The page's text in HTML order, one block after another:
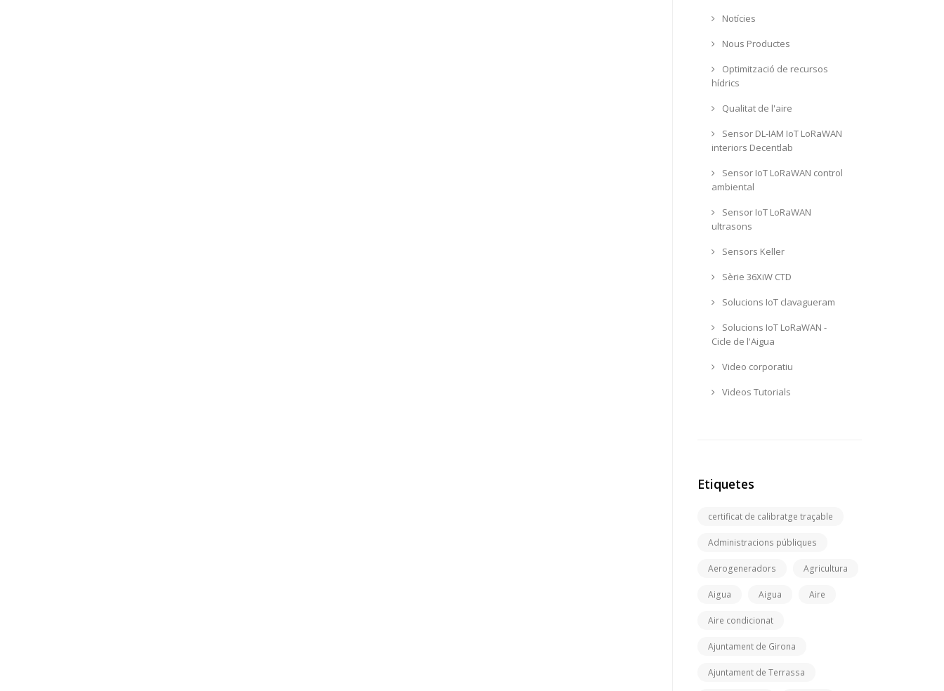
Notícies
Nous Productes
Optimització de recursos
hídrics
Qualitat de l'aire
Sensor DL-IAM IoT LoRaWAN
interiors Decentlab
Sensor IoT LoRaWAN control
ambiental
Sensor IoT LoRaWAN
ultrasons
Sensors Keller
Sèrie 36XiW CTD
Solucions IoT clavagueram
Solucions IoT LoRaWAN -
Cicle de l'Aigua
Video corporatiu
Videos Tutorials
Etiquetes
certificat de calibratge traçable
Administracions públiques
Aerogeneradors Agricultura
Aigua Aigua Aire
Aire condicionat
Ajuntament de Girona
Ajuntament de Terrassa